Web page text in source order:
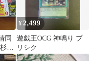
同
健
¥ 2,499
遊戯王OCG 神鳴り プ
リシク